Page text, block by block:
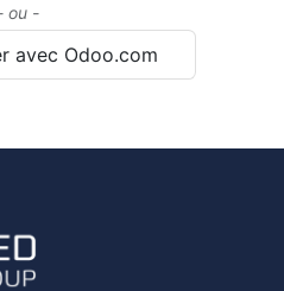
ou -
avec Odoo.com